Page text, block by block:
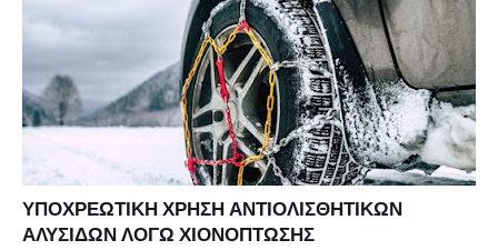
ΥΠΟΧΡΕΩΤΙΚΗ ΧΡΗΣΗ ΑΝΤΙΟΛΙΣΘΗΤΙΚΩΝ
ΑΛΥΣΙΔΩΝ ΛΟΓΩ ΧΙΟΝΟΠΤΩΣΗΣ